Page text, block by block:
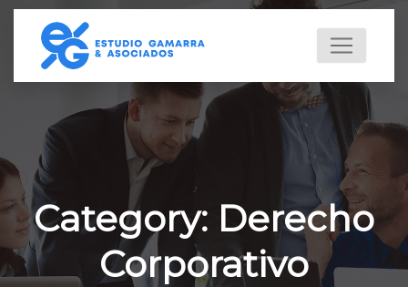
Category: Derecho
Corporativo